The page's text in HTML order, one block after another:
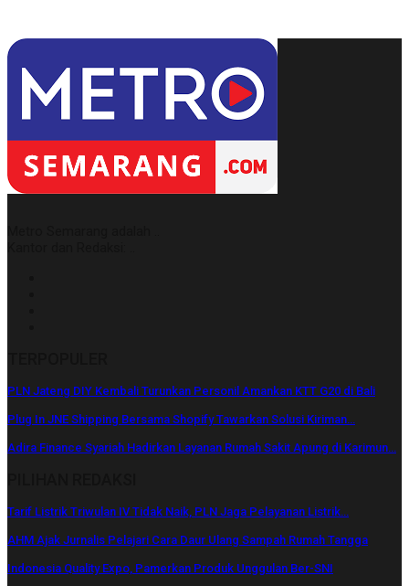
PLN Jateng DIY Kembali Turunkan Personil Amankan KTT G20 di Bali
Plug In JNE Shipping Bersama Shopify Tawarkan Solusi Kiriman…
Adira Finance Syariah Hadirkan Layanan Rumah Sakit Apung di Karimun…
Tarif Listrik Triwulan IV Tidak Naik, PLN Jaga Pelayanan Listrik…
AHM Ajak Jurnalis Pelajari Cara Daur Ulang Sampah Rumah Tangga
Indonesia Quality Expo, Pamerkan Produk Unggulan Ber-SNI